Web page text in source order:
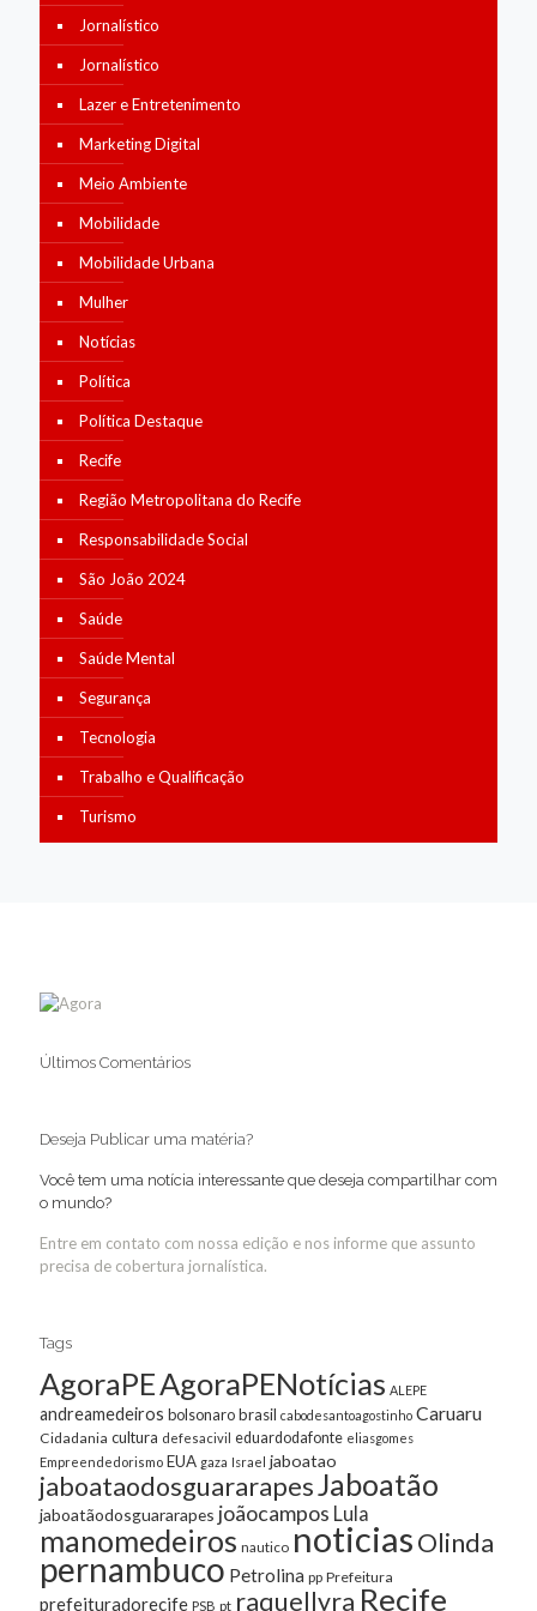
Jornalístico
Jornalístico
Lazer e Entretenimento
Marketing Digital
Meio Ambiente
Mobilidade
Mobilidade Urbana
Mulher
Notícias
Política
Política Destaque
Recife
Região Metropolitana do Recife
Responsabilidade Social
São João 2024
Saúde
Saúde Mental
Segurança
Tecnologia
Trabalho e Qualificação
Turismo
Últimos Comentários
Deseja Publicar uma matéria?
Você tem uma notícia interessante que deseja compartilhar com
o mundo?
Entre em contato com nossa edição e nos informe que assunto
precisa de cobertura jornalística.
Tags
AgoraPEAgoraPENotícias ALEPE
andreamedeiros bolsonarobrasil cabodesantoagostinho Caruaru
Cidadania cultura defesacivil eduardodafonte eliasgomes
Empreendedorismo EUA gaza Israel jaboatao
jaboataodosguararapesJaboatão
jaboatãodosguararapes joãocampos Lula
manomedeiros nautico noticiasOlinda
pernambuco Petrolina pp Prefeitura
prefeituradorecife PSB pt raquellyra Recife